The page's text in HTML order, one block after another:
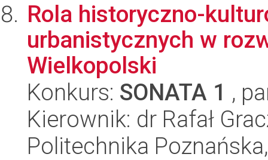
Rola historyczno-
urbanistycznych w
Wielkopolski
Konkurs: SONATA 1 ,
Kierownik: dr Rafał
Politechnika